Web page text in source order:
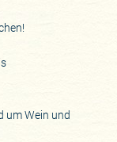
um Wein und